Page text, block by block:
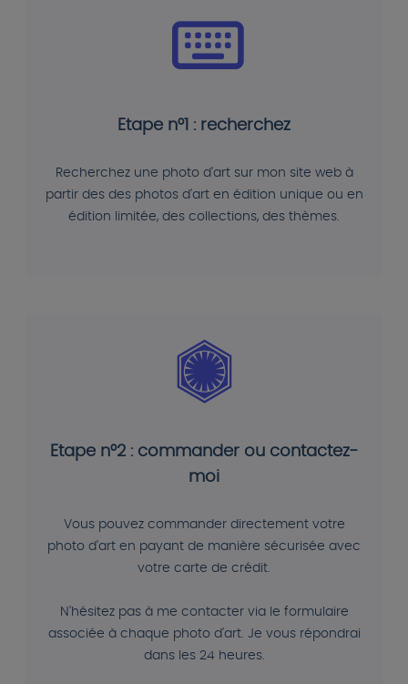
Etape n°1 : recherchez
Recherchez une photo d'art sur mon site web à
partir des des photos d'art en édition unique ou en
édition limitée, des collections, des thèmes.
Etape n°2 : commander ou contactez-
moi
Vous pouvez commander directement votre
photo d'art en payant de manière sécurisée avec
votre carte de crédit.
N'hésitez pas à me contacter via le formulaire
associée à chaque photo d'art. Je vous répondrai
dans les 24 heures.